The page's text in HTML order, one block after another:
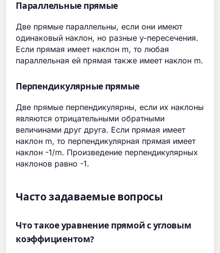
Параллельные прямые
Две прямые параллельны, если они имеют
одинаковый наклон, но разные y-пересечения.
Если прямая имеет наклон m, то любая
параллельная ей прямая также имеет наклон m.
Перпендикулярные прямые
Две прямые перпендикулярны, если их наклоны
являются отрицательными обратными
величинами друг друга. Если прямая имеет
наклон m, то перпендикулярная прямая имеет
наклон -1/m. Произведение перпендикулярных
наклонов равно -1.
Часто задаваемые вопросы
Что такое уравнение прямой с угловым
коэффициентом?